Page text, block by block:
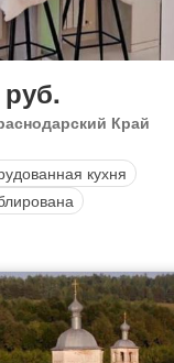
руб.
Край
кухня